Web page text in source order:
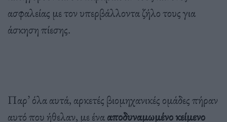
ασφαλείας με τον υπερβάλλοντα ζήλο τους για
άσκηση πίεσης.
Παρ’ όλα αυτά, αρκετές βιομηχανικές ομάδες πήραν
αυτό που ήθελαν, με ένααποδυναμωμένο κείμενο